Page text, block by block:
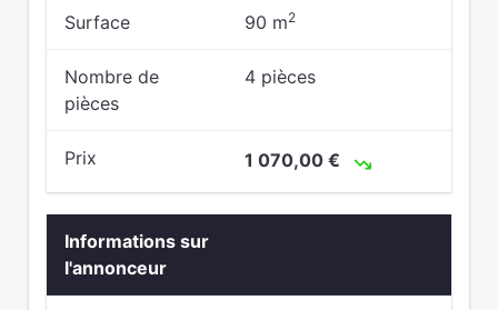
Surface 90 m2
Nombre de
pièces
4 pièces
Prix 1 070,00 €
Informations sur
l'annonceur